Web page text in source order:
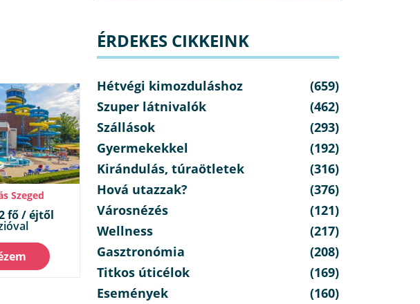
Szeged
fő / éjtől
ÉRDEKES CIKKEINK
Hétvégi kimozduláshoz
(659)
Szuper látnivalók
(462)
Szállások
(293)
Gyermekekkel
(192)
Kirándulás, túraötletek
(316)
Hová utazzak?
(376)
Városnézés
(121)
Wellness
(217)
Gasztronómia
(208)
Titkos úticélok
(169)
Események
(160)